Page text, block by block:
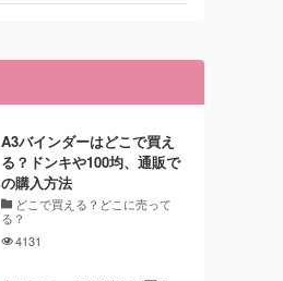
A3バインダーはどこで買え
る？ドンキや100均、通販で
の購入方法
どこで買える？どこに売って
る？
4131